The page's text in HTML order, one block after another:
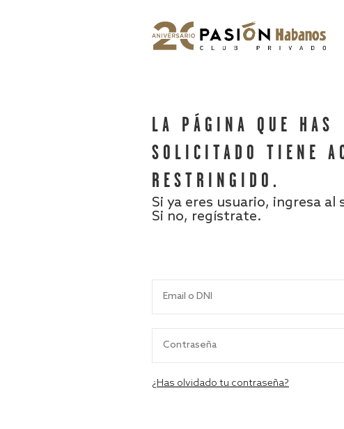
LA PÁGINA QUE HAS
SOLICITADO TIENE
RESTRINGIDO.
Si ya eres usuario, ingresa al
Si no, regístrate.
¿Has olvidado tu contraseña?